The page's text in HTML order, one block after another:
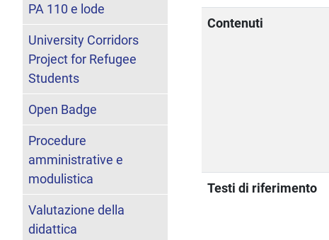
Contenuti
Testi di riferimento
PA 110 e lode
University Corridors
Project for Refugee
Students
Open Badge
Procedure
amministrative e
modulistica
Valutazione della
didattica